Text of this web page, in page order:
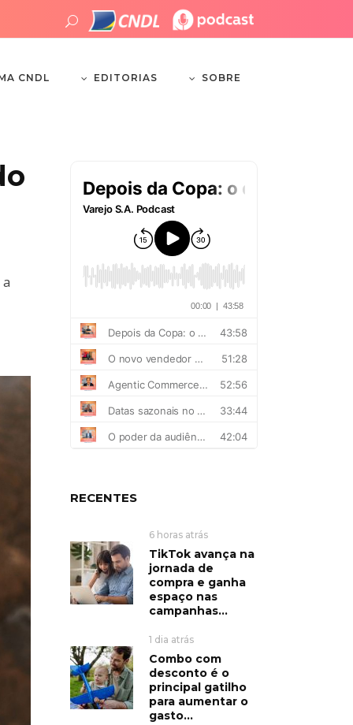
CNDL EDITORIAS SOBRE
RECENTES
6 horas atrás
TikTok avança na
jornada de
compra e ganha
espaço nas
campanhas...
1 dia atrás
Combo com
desconto é o
principal gatilho
para aumentar o
gasto...